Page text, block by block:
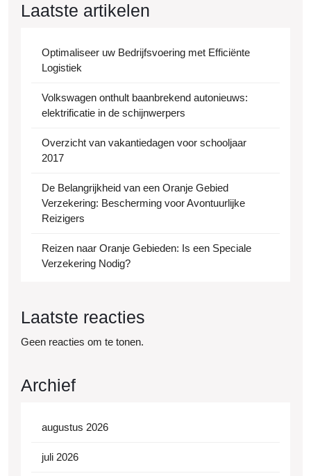
Laatste artikelen
Optimaliseer uw Bedrijfsvoering met Efficiënte
Logistiek
Volkswagen onthult baanbrekend autonieuws:
elektrificatie in de schijnwerpers
Overzicht van vakantiedagen voor schooljaar
2017
De Belangrijkheid van een Oranje Gebied
Verzekering: Bescherming voor Avontuurlijke
Reizigers
Reizen naar Oranje Gebieden: Is een Speciale
Verzekering Nodig?
Laatste reacties
Geen reacties om te tonen.
Archief
augustus 2026
juli 2026